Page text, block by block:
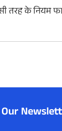
तरह के नियम